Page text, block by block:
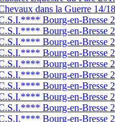
dans la Guerre 14/18
Bourg-en-Bresse
Bourg-en-Bresse
Bourg-en-Bresse
Bourg-en-Bresse
Bourg-en-Bresse
Bourg-en-Bresse
Bourg-en-Bresse
Bourg-en-Bresse
Bourg-en-Bresse
Bourg-en-Bresse